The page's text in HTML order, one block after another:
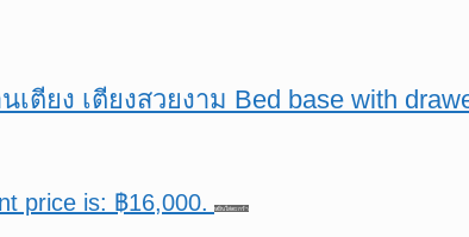
ยง เตียงสวยงาม Bed base with
price is: ฿16,000. หยิบใส่ตะกร้า